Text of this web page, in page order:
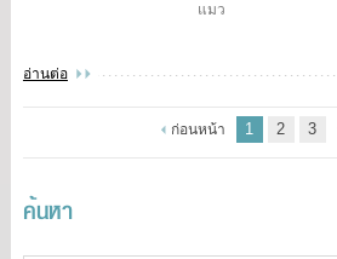
แมว
อ่านต่อ
ก่อนหน้า 1 2 3
ค้นหา